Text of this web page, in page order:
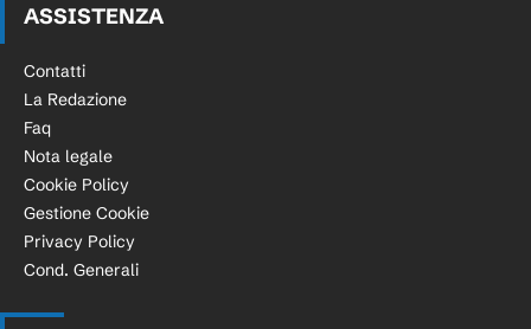
ASSISTENZA
Contatti
La Redazione
Faq
Nota legale
Cookie Policy
Gestione Cookie
Privacy Policy
Cond. Generali